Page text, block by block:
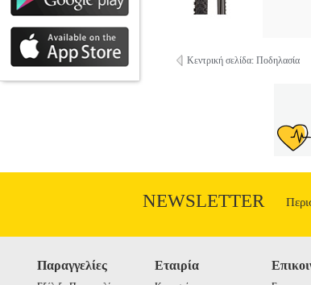
Κεντρική σελίδα: Ποδηλασία
NEWSLETTER
Παραγγελίες Εταιρία